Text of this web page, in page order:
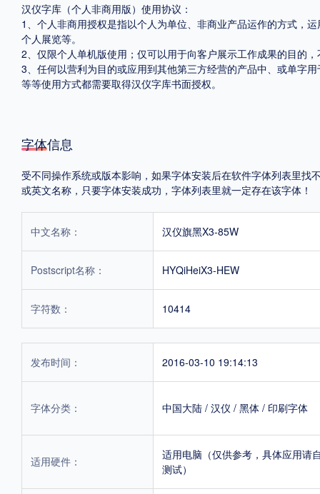
字体新闻 字体文章 字体程序 字体人物 字体网站
汉仪字库（个人非商用版）使用协议：
1、个人非商用授权是指以个人为单位、非商业产品运作的方式，
个人展览等。
2、仅限个人单机版使用；仅可以用于向客户展示工作成果的目的
3、任何以营利为目的或应用到其他第三方经营的产品中、或单字
等等使用方式都需要取得汉仪字库书面授权。
字体信息
受不同操作系统或版本影响，如果字体安装后在软件字体列表里
或英文名称，只要字体安装成功，字体列表里就一定存在该字体！
中文名称： 汉仪旗黑X3-85W
Postscript名称： HYQiHeiX3-HEW
字符数： 10414
发布时间： 2016-03-10 19:14:13
字体分类： 中国大陆 / 汉仪 / 黑体 / 印刷字体
适用硬件：
适用电脑（仅供参考，具体应用请
测试）